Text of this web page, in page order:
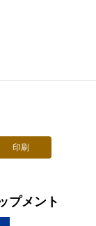
印刷
プメント